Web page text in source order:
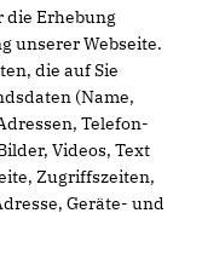
die Erhebung
unserer Webseite.
die auf Sie
(Name,
Telefon-
Videos, Text
Zugriffszeiten,
Geräte- und